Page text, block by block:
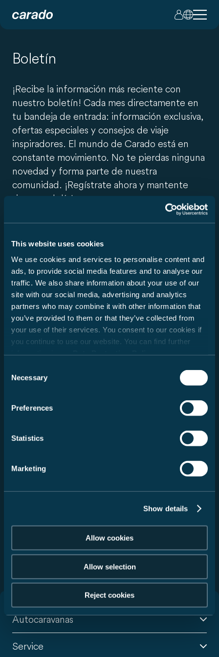
This website uses cookies
We use cookies and services to personalise content and
ads, to provide social media features and to analyse our
traffic. We also share information about your use of our
site with our social media, advertising and analytics
partners who may combine it with other information that
you’ve provided to them or that they’ve collected from
your use of their services. You consent to our cookies if
you continue to use our website. You can find further
Selection
Necessary
Preferences
Statistics
Marketing
Show details
Allow cookies
Allow selection
Reject cookies
Boletín
¡Recibe la información más reciente con
nuestro boletín! Cada mes directamente en
tu bandeja de entrada: información exclusiva,
ofertas especiales y consejos de viaje
inspiradores. El mundo de Carado está en
constante movimiento. No te pierdas ninguna
novedad y forma parte de nuestra
comunidad. ¡Regístrate ahora y mantente
siempre al día!
Datos de contacto
Salutación
Señor
Señora
Nombre
Apellido
Correo electrónico
informado/a regularmente por correo electrónico
datos personales y la información sobre los derechos
como interesado/a se encuentran en
la política de
Enviar
Este sitio web está protegido por reCAPTCHA y se aplican la
Autocaravanas
Service